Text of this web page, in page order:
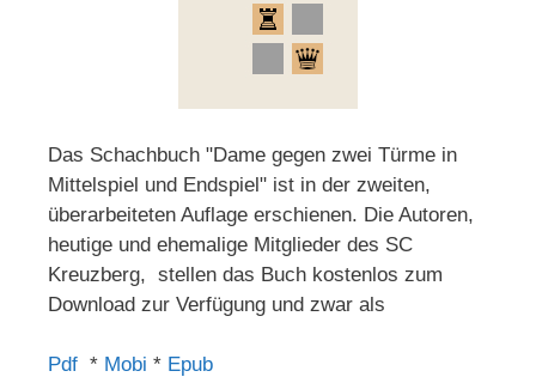
Das Schachbuch "Dame gegen zwei Türme in
Mittelspiel und Endspiel" ist in der zweiten,
überarbeiteten Auflage erschienen. Die Autoren,
heutige und ehemalige Mitglieder des SC
Kreuzberg, stellen das Buch kostenlos zum
Download zur Verfügung und zwar als
Pdf * Mobi * Epub